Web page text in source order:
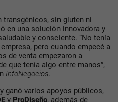
transgénicos, sin gluten ni
en una solución innovadora y
y consciente. “No tenía
pero cuando empecé a
de venta empezaron a
que tenía algo entre manos”,
InfoNegocios.
ganó varios apoyos públicos,
y ProDiseño, además de